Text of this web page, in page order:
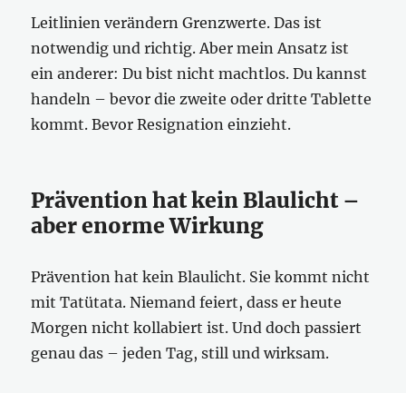
Leitlinien verändern Grenzwerte. Das ist
notwendig und richtig. Aber mein Ansatz ist
ein anderer: Du bist nicht machtlos. Du kannst
handeln – bevor die zweite oder dritte Tablette
kommt. Bevor Resignation einzieht.
Prävention hat kein Blaulicht –
aber enorme Wirkung
Prävention hat kein Blaulicht. Sie kommt nicht
mit Tatütata. Niemand feiert, dass er heute
Morgen nicht kollabiert ist. Und doch passiert
genau das – jeden Tag, still und wirksam.